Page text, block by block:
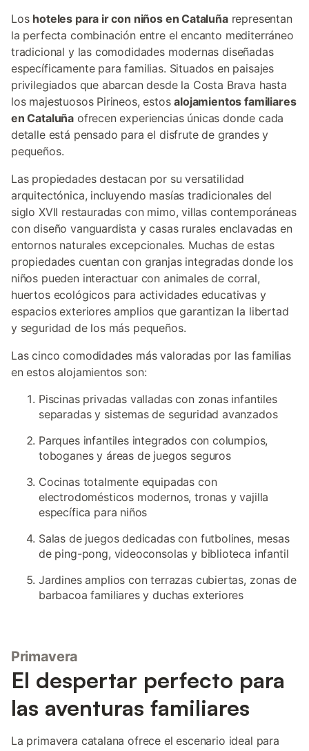
Los hoteles para ir con niños en Cataluñarepresentan
la perfecta combinación entre el encanto mediterráneo
tradicional y las comodidades modernas diseñadas
específicamente para familias. Situados en paisajes
privilegiados que abarcan desde la Costa Brava hasta
los majestuosos Pirineos, estosalojamientos familiares
en Cataluña ofrecen experiencias únicas donde cada
detalle está pensado para el disfrute de grandes y
pequeños.
Las propiedades destacan por su versatilidad
arquitectónica, incluyendo masías tradicionales del
siglo XVII restauradas con mimo, villas contemporáneas
con diseño vanguardista y casas rurales enclavadas en
entornos naturales excepcionales. Muchas de estas
propiedades cuentan con granjas integradas donde los
niños pueden interactuar con animales de corral,
huertos ecológicos para actividades educativas y
espacios exteriores amplios que garantizan la libertad
y seguridad de los más pequeños.
Las cinco comodidades más valoradas por las familias
en estos alojamientos son:
Piscinas privadas valladas con zonas infantiles
separadas y sistemas de seguridad avanzados
Parques infantiles integrados con columpios,
toboganes y áreas de juegos seguros
Cocinas totalmente equipadas con
electrodomésticos modernos, tronas y vajilla
específica para niños
Salas de juegos dedicadas con futbolines, mesas
de ping-pong, videoconsolas y biblioteca infantil
Jardines amplios con terrazas cubiertas, zonas de
barbacoa familiares y duchas exteriores
Primavera
El despertar perfecto para
las aventuras familiares
La primavera catalana ofrece el escenario ideal para